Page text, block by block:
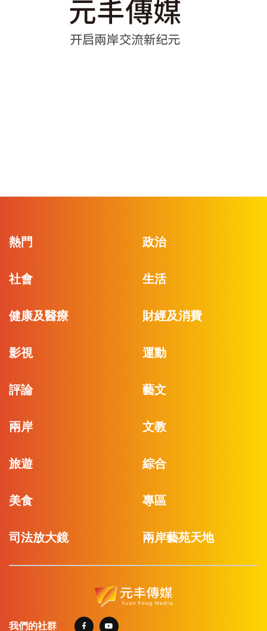
熱門 政治
社會 生活
健康及醫療 財經及消費
影視 運動
評論 藝文
兩岸 文教
旅遊 綜合
美食 專區
司法放大鏡 兩岸藝苑天地
我們的社群